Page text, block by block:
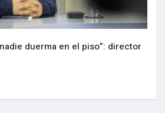
duerma en el piso”: director